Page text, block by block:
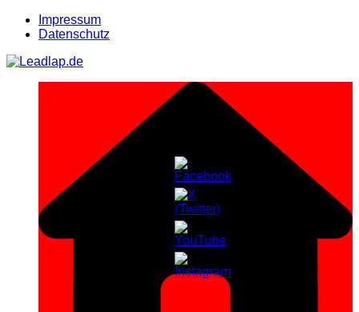
Zum
Inhalt
Impressum
Datenschutz